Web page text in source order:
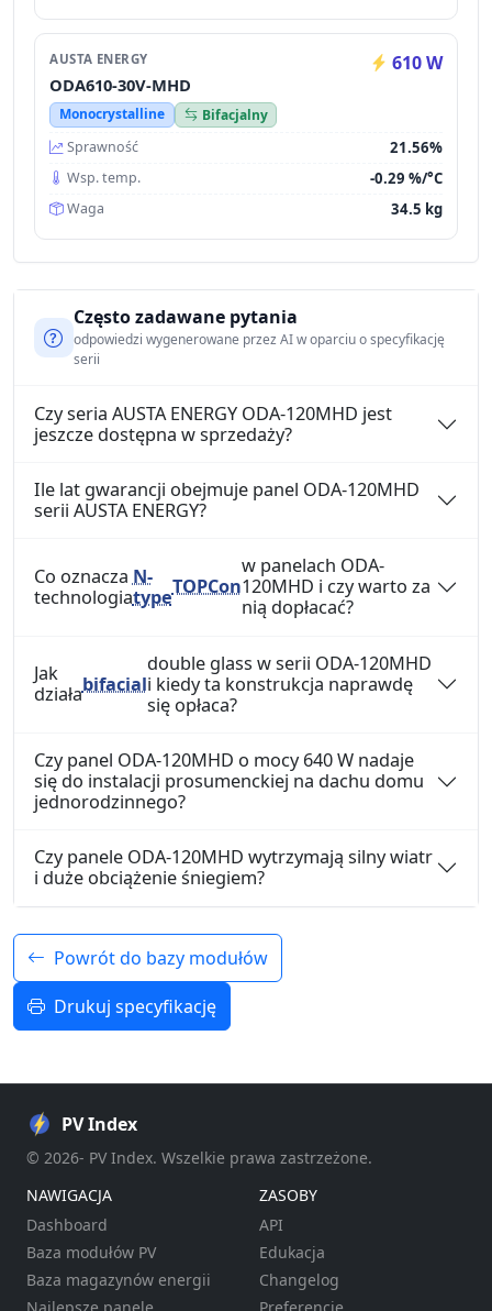
AUSTA ENERGY 610 W
ODA610-30V-MHD
Monocrystalline
Bifacjalny
Sprawność
21.56%
Wsp. temp. -0.29 %/°C
Waga 34.5 kg
Często zadawane pytania
odpowiedzi wygenerowane przez AI w oparciu o specyfikację
serii
Czy seria AUSTA ENERGY ODA-120MHD jest
jeszcze dostępna w sprzedaży?
Ile lat gwarancji obejmuje panel ODA-120MHD
serii AUSTA ENERGY?
Co oznacza
technologia
N-
typeTOPCon
w panelach ODA-
120MHD i czy warto za
nią dopłacać?
Jak
działabifacial
double glass w serii ODA-120MHD
i kiedy ta konstrukcja naprawdę
się opłaca?
Czy panel ODA-120MHD o mocy 640 W nadaje
się do instalacji prosumenckiej na dachu domu
jednorodzinnego?
Czy panele ODA-120MHD wytrzymają silny wiatr
i duże obciążenie śniegiem?
Powrót do bazy modułów
Drukuj specyfikację
PV Index
© 2026- PV Index. Wszelkie prawa zastrzeżone.
NAWIGACJA
Dashboard
Baza modułów PV
Baza magazynów energii
ZASOBY
API
Edukacja
Changelog